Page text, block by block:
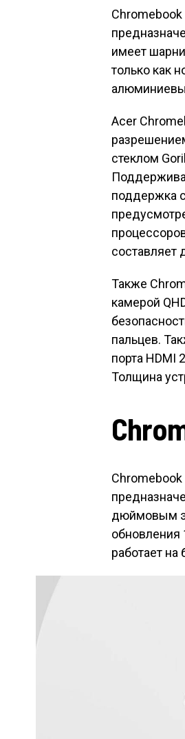
имеет
только как
Acer
стеклом
поддержка
составляет
Также
камерой
пальцев.
порта HDMI
Толщина
дюймовым
обновления
работает на